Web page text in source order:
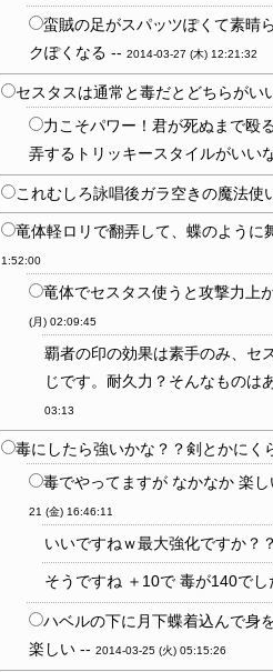
蛮賊の足がスパッツぽくて素晴
クぽくなる -- 2014-03-27 (木) 12:21:32
セスタスは通常と毒だとどちらが
力こそパワー！君が死ぬまで殴
弄するトリッキースタイルがいい
これむしろ詠唱後ガラ空きの魔法
竜体軽ロリで翻弄して、蝶のよう
1:52:00
竜体でセスタス使うと攻撃力上
(月) 02:09:45
覇者の印の効果は素手のみ、セ
じです。耐久力？そんなものは
03:13
毒にしたら強いかな？？剣とかにく
毒でやってますが なかなか 楽
21 (金) 16:46:11
いいですねｗ最大強化ですか？
そうですね ＋10で 毒が140でし
ハベルの下に月下蝶着込んで身
楽しい -- 2014-03-25 (火) 05:15:26